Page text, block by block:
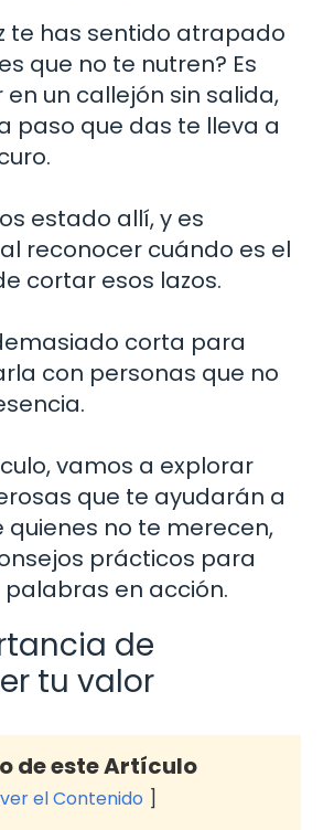
te has sentido atrapado
que no te nutren? Es
un callejón sin salida,
paso que das te lleva a
estado allí, y es
reconocer cuándo es el
cortar esos lazos.
corta para
con personas que no
vamos a explorar
que te ayudarán a
quienes no te merecen,
prácticos para
en acción.
de
tu valor
de este Artículo
el Contenido